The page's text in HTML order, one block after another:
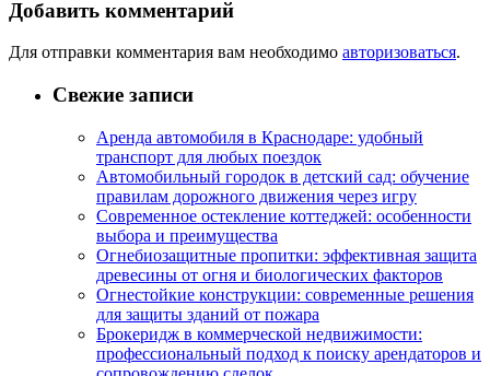
Добавить комментарий
Для отправки комментария вам необходимо авторизоваться.
Свежие записи
Аренда автомобиля в Краснодаре: удобный
транспорт для любых поездок
Автомобильный городок в детский сад: обучение
правилам дорожного движения через игру
Современное остекление коттеджей: особенности
выбора и преимущества
Огнебиозащитные пропитки: эффективная защита
древесины от огня и биологических факторов
Огнестойкие конструкции: современные решения
для защиты зданий от пожара
Брокеридж в коммерческой недвижимости:
профессиональный подход к поиску арендаторов и